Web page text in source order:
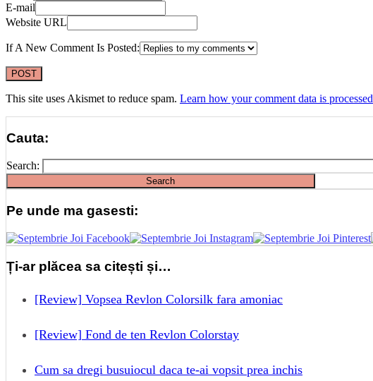
E-mail
Website URL
If A New Comment Is Posted:
This site uses Akismet to reduce spam. Learn how your comment data is processed
Cauta:
Search:
Pe unde ma gasesti:
Ți-ar plăcea sa citești și…
[Review] Vopsea Revlon Colorsilk fara amoniac
[Review] Fond de ten Revlon Colorstay
Cum sa dregi busuiocul daca te-ai vopsit prea inchis